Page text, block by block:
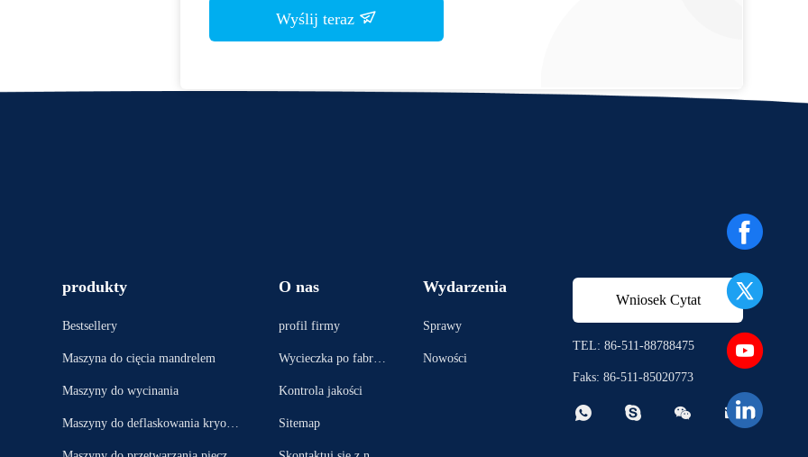
Wyślij teraz
produkty
Bestsellery
Maszyna do cięcia mandrelem
Maszyny do wycinania
Maszyny do deflaskowania kryoge
O nas
profil firmy
Wycieczka po fabryc
Kontrola jakości
Sitemap
Wydarzenia
Sprawy
Nowości
Wniosek Cytat
TEL: 86-511-88788475
Faks: 86-511-85020773
   